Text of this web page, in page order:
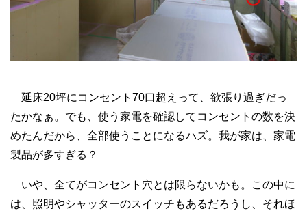
延床20坪にコンセント70口超えって、欲張り過ぎだっ
たかなぁ。でも、使う家電を確認してコンセントの数を決
めたんだから、全部使うことになるハズ。我が家は、家電
製品が多すぎる？
いや、全てがコンセント穴とは限らないかも。この中に
は、照明やシャッターのスイッチもあるだろうし、それほ